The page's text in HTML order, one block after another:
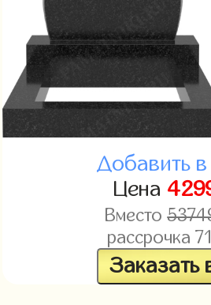
Добавить
Цена
Вместо
рассрочка
Заказать